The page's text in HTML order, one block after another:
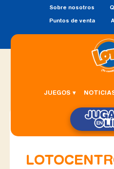
Sobre nosotros
Puntos de venta
JUEGOS ▾